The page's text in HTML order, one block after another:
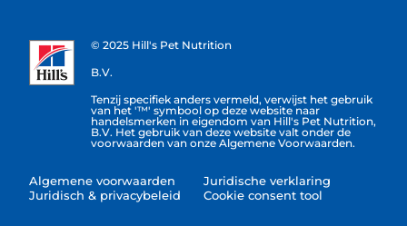
© 2025 Hill's Pet Nutrition
B.V.
Tenzij specifiek anders vermeld, verwijst het gebruik
van het '™' symbool op deze website naar
handelsmerken in eigendom van Hill's Pet Nutrition,
B.V. Het gebruik van deze website valt onder de
voorwaarden van onze Algemene Voorwaarden.
Algemene voorwaarden
Juridisch & privacybeleid
Juridische verklaring
Cookie consent tool